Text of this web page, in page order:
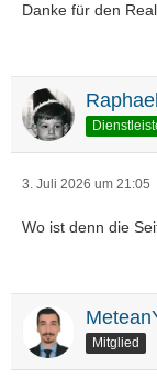
Danke für den
Raphael
3. Juli 2026 um 21:05
Wo ist denn die
Mitglied